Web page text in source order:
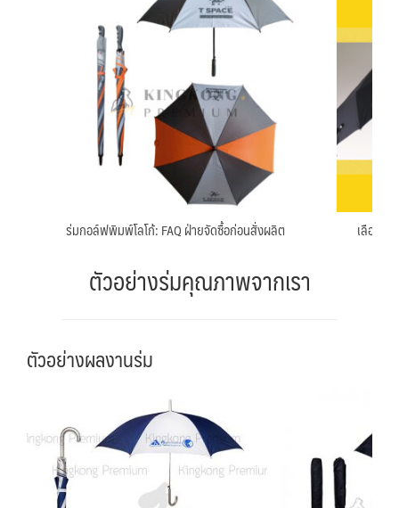
ร่มกอล์ฟพิมพ์โลโก้: FAQ ฝ่ายจัดซื้อก่อนสั่งผลิต เลือกป
ตัวอย่างร่มคุณภาพจากเรา
ตัวอย่างผลงานร่ม